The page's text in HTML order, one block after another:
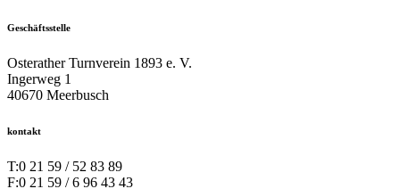
Geschäftsstelle
Osterather Turnverein 1893 e. V.
Ingerweg 1
40670 Meerbusch
kontakt
T:0 21 59 / 52 83 89
F:0 21 59 / 6 96 43 43